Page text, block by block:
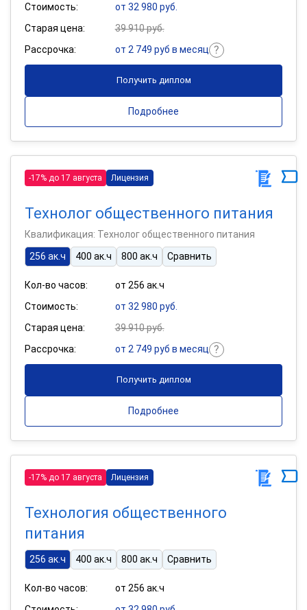
Стоимость:
от 32 980 руб.
Старая цена:
39 910 руб.
Рассрочка:
от 2 749 руб в месяц
Получить диплом
Подробнее
-17% до 17 августа Лицензия
Технолог общественного питания
Квалификация: Технолог общественного питания
256 ак.ч
400 ак.ч 800 ак.ч Сравнить
Кол-во часов:
от 256 ак.ч
Стоимость:
от 32 980 руб.
Старая цена:
39 910 руб.
Рассрочка:
от 2 749 руб в месяц
Получить диплом
Подробнее
-17% до 17 августа Лицензия
Технология общественного
питания
256 ак.ч 400 ак.ч 800 ак.ч Сравнить
Кол-во часов:
от 256 ак.ч